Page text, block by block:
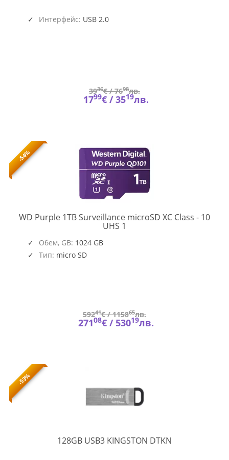
Интерфейс: USB 2.0
3936€ /7698лв.
1799€ /3519лв.
-54%
WD Purple 1TB Surveillance microSD XC Class - 10
UHS 1
Обем, GB: 1024 GB
Тип: micro SD
59241€ /115865лв.
27108€ / 53019лв.
-53%
128GB USB3 KINGSTON DTKN